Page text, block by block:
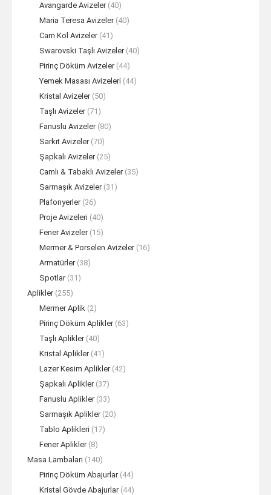
Avangarde Avizeler (40)
Maria Teresa Avizeler (40)
Cam Kol Avizeler (41)
Swarovski Taşlı Avizeler (40)
Pirinç Döküm Avizeler (44)
Yemek Masası Avizeleri (44)
Kristal Avizeler (50)
Taşlı Avizeler (71)
Fanuslu Avizeler (80)
Sarkıt Avizeler (70)
Şapkalı Avizeler (25)
Camlı & Tabaklı Avizeler (35)
Sarmaşık Avizeler (31)
Plafonyerler (36)
Proje Avizeleri (40)
Fener Avizeler (15)
Mermer & Porselen Avizeler (16)
Armatürler (38)
Spotlar (31)
Aplikler (255)
Mermer Aplik (2)
Pirinç Döküm Aplikler (63)
Taşlı Aplikler (40)
Kristal Aplikler (41)
Lazer Kesim Aplikler (42)
Şapkalı Aplikler (37)
Fanuslu Aplikler (33)
Sarmaşık Aplikler (20)
Tablo Aplikleri (17)
Fener Aplikler (8)
Masa Lambalari (140)
Pirinç Döküm Abajurlar (44)
Kristal Gövde Abajurlar (44)